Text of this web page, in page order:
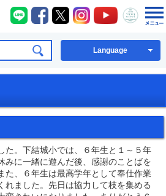
式ホームページ
八千代町LINE
八千代町Facebook
八千代町X八千代町Instagram
八千代町
八千
Language
た。下結城小では、６年生と１～５年
みに一緒に遊んだ後、感謝のことばを
た、６年生は最高学年として奉仕作業
れました。先日は協力して枝を集める